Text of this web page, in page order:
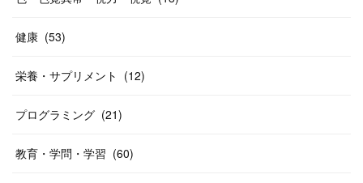
健康 (53)
栄養・サプリメント (12)
プログラミング (21)
教育・学問・学習 (60)